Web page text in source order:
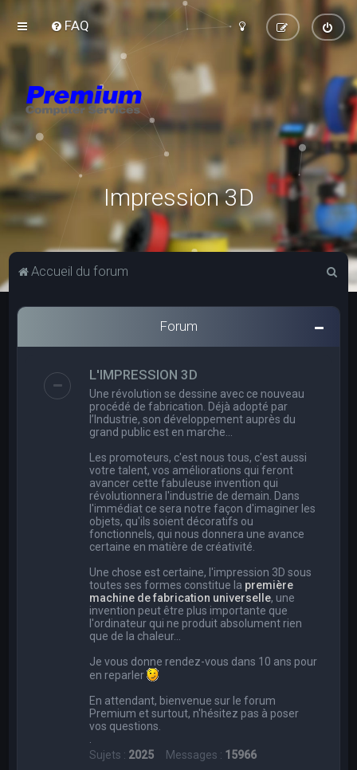
FAQ
Impression 3D
Accueil du forum
c
Forum
L'IMPRESSION 3D
Une révolution se dessine avec ce nouveau
procédé de fabrication. Déjà adopté par
l’Industrie, son développement auprès du
grand public est en marche…
Les promoteurs, c'est nous tous, c'est aussi
votre talent, vos améliorations qui feront
avancer cette fabuleuse invention qui
révolutionnera l'industrie de demain. Dans
l'immédiat ce sera notre façon d'imaginer les
objets, qu'ils soient décoratifs ou
fonctionnels, qui nous donnera une avance
certaine en matière de créativité.
Une chose est certaine, l'impression 3D sous
toutes ses formes constitue la première
machine de fabrication universelle, une
invention peut être plus importante que
l'ordinateur qui ne produit absolument rien
que de la chaleur...
Je vous donne rendez-vous dans 10 ans pour
en reparler
En attendant, bienvenue sur le forum
Premium et surtout, n'hésitez pas à poser
vos questions.
Sujets : 2025 Messages : 15966